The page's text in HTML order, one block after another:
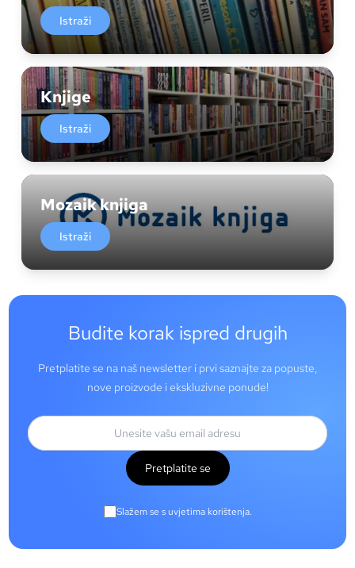
Istraži
Knjige
Istraži
Mozaik knjiga
Istraži
Budite korak ispred drugih
Pretplatite se na naš newsletter i prvi saznajte za popuste,
nove proizvode i ekskluzivne ponude!
Pretplatite se
Slažem se s uvjetima korištenja.